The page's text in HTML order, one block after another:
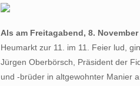
Als am Freitagabend, 8. November
Heumarkt zur 11. im 11. Feier lud,
Jürgen Oberbörsch, Präsident der
und -brüder in altgewohnter Manier